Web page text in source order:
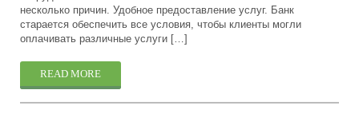
несколько причин. Удобное предоставление услуг. Банк
старается обеспечить все условия, чтобы клиенты могли
оплачивать различные услуги […]
READ MORE